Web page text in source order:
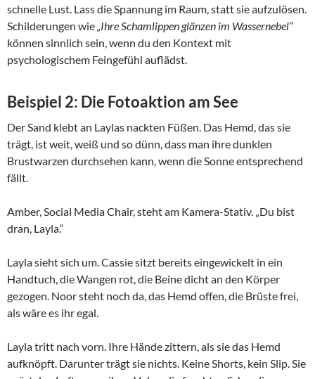
schnelle Lust. Lass die Spannung im Raum, statt sie aufzulösen.
Schilderungen wie„Ihre Schamlippen glänzen im Wassernebel“
können sinnlich sein, wenn du den Kontext mit
psychologischem Feingefühl auflädst.
Beispiel 2: Die Fotoaktion am See
Der Sand klebt an Laylas nackten Füßen. Das Hemd, das sie
trägt, ist weit, weiß und so dünn, dass man ihre dunklen
Brustwarzen durchsehen kann, wenn die Sonne entsprechend
fällt.
Amber, Social Media Chair, steht am Kamera-Stativ. „Du bist
dran, Layla.“
Layla sieht sich um. Cassie sitzt bereits eingewickelt in ein
Handtuch, die Wangen rot, die Beine dicht an den Körper
gezogen. Noor steht noch da, das Hemd offen, die Brüste frei,
als wäre es ihr egal.
Layla tritt nach vorn. Ihre Hände zittern, als sie das Hemd
aufknöpft. Darunter trägt sie nichts. Keine Shorts, kein Slip. Sie